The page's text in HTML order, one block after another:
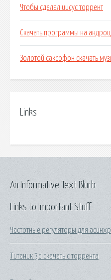
Чтобы сделал иисус торрент
Скачать программы на
Золотой саксофон скачать
Links
Links to Important Stuff
Частотные регуляторы для
Титаник 3d скачать с торрента
An Informative Text Blurb